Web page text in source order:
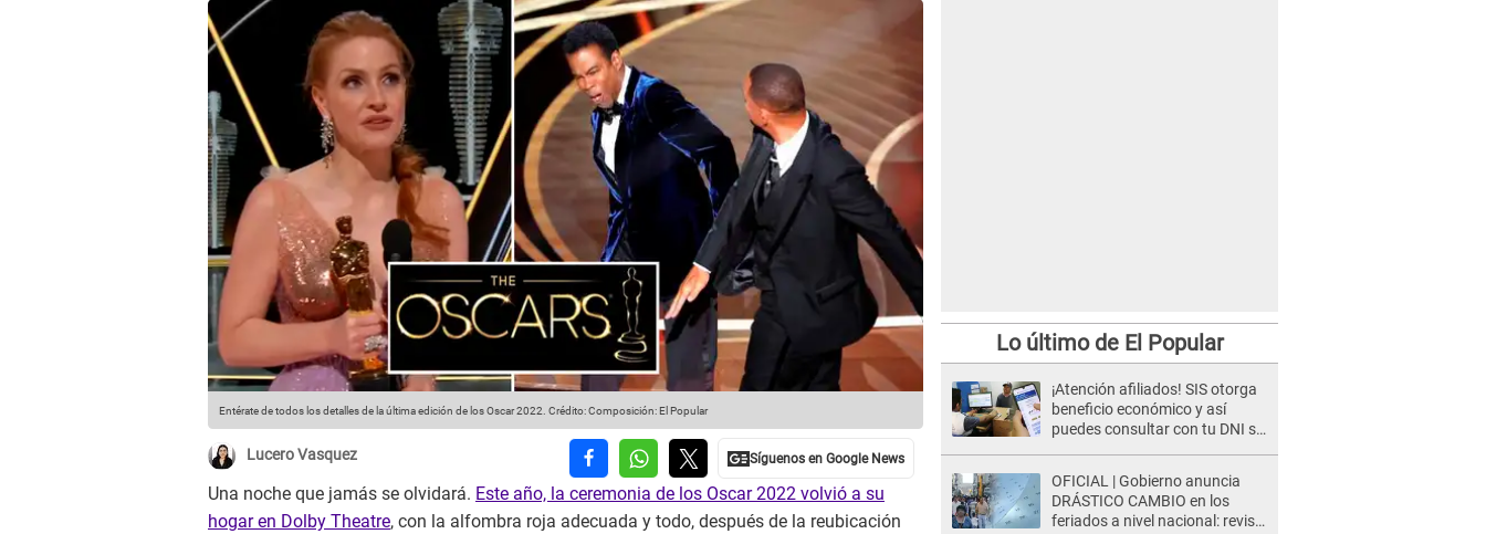
Entérate de todos los detalles de la última edición de los Oscar 2022. Crédito: Composición: El Popular
Lucero Vasquez
Una noche que jamás se olvidará. Este año, la ceremonia de los Oscar 2022 volvió a su
hogar en Dolby Theatre, con la alfombra roja adecuada y todo, después de la reubicación
Lo último de El Popular
¡Atención afiliados! SIS otorga
beneficio económico y así
puedes consultar con tu DNI si
OFICIAL | Gobierno anuncia
DRÁSTICO CAMBIO en los
feriados a nivel nacional: revisa